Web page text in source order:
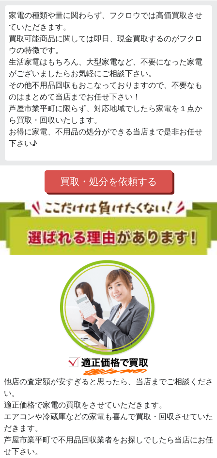
家電の種類や量に関わらず、フクロウでは高価買取させ
ていただきます。
買取可能商品に関しては即日、現金買取するのがフクロ
ウの特徴です。
生活家電はもちろん、大型家電など、不要になった家電
がございましたらお気軽にご相談下さい。
その他不用品回収もおこなっておりますので、不要なも
のはまとめて当店までお任せ下さい！
芦屋市業平町に限らず、対応地域でしたら家電を１点か
ら買取・回収いたします。
お得に家電、不用品の処分ができる当店まで是非お任せ
下さい♪
買取・処分を依頼する
他店の査定額が安すぎると思ったら、当店までご相談くださ
い。
適正価格で家電の買取をさせていただきます。
エアコンや冷蔵庫などの家電も喜んで買取・回収させていた
だきます。
芦屋市業平町で不用品回収業者をお探しでしたら当店にお任
せ下さい。